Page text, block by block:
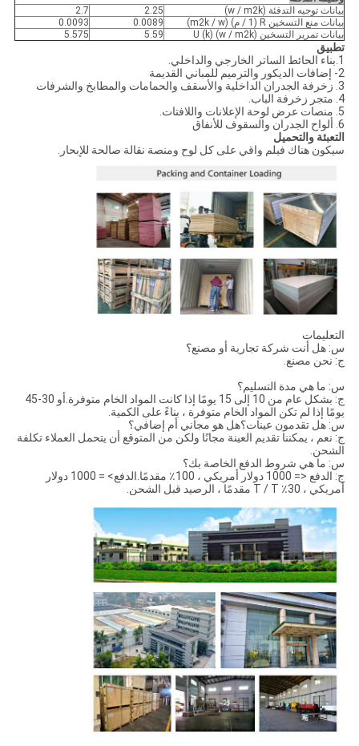
بيانات توجيه التدفئة (w / m2k)
2.25
2.7
بيانات منع التسخين R (1 / م) (m2k / w)
0.0089
0.0093
بيانات تمرير التسخين U (k) (w / m2k)
5.59
5.575
تطبيق
1.بناء الحائط الساتر الخارجي والداخلي.
2- إضافات الديكور والترميم للمباني القديمة
3. زخرفة الجدران الداخلية والأسقف والحمامات والمطابخ والشرفات
4. متجر زخرفة الباب.
5. منصات عرض لوحة الإعلانات واللافتات.
6. ألواح الجدران والسقوف للأنفاق
التعبئة والتحميل
سيكون هناك فيلم واقي على كل لوح ومنصة نقالة صالحة للإبحار.
التعليمات
س: هل أنت شركة تجارية أو مصنع؟
ج: نحن مصنع.
س: ما هي مدة التسليم؟
ج: بشكل عام من 10 إلى 15 يومًا إذا كانت المواد الخام متوفرة.أو 30-45
يومًا إذا لم تكن المواد الخام متوفرة ، بناءً على الكمية.
س: هل تقدمون عينات؟هل هو مجاني أم إضافي؟
ج: نعم ، يمكننا تقديم العينة مجانًا ولكن من المتوقع أن يتحمل العملاء تكلفة
الشحن.
س: ما هي شروط الدفع الخاصة بك؟
ج: الدفع <= 1000 دولار أمريكي ، 100٪ مقدمًا.الدفع> = 1000 دولار
أمريكي ، 30٪ T / T مقدمًا ، الرصيد قبل الشحن.